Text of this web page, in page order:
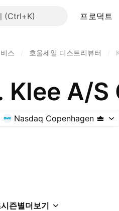
프로덕트
스 호울세일 디스트리뷰터
Klee A/S
Nasdaq Copenhagen
시즌별더보기